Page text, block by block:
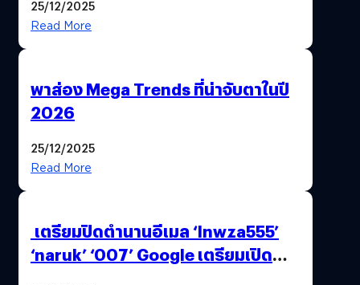
25/12/2025
Read More
พาส่อง Mega Trends ที่น่าจับตาในปี
2026
25/12/2025
Read More
เตรียมปิดตำนานอีเมล ‘lnwza555’
‘naruk’ ‘007’ Google เตรียมเปิด